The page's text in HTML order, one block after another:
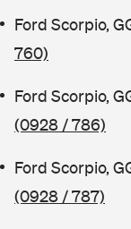
Ford Scorpio,
760)
Ford Scorpio,
(0928 / 786)
Ford Scorpio,
(0928 / 787)